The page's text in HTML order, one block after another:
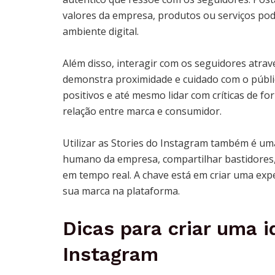
valores da empresa, produtos ou serviços
ambiente digital.
Além disso, interagir com os seguidores
demonstra proximidade e cuidado com o
positivos e até mesmo lidar com críticas de
relação entre marca e consumidor.
Utilizar as Stories do Instagram também é
humano da empresa, compartilhar
em tempo real. A chave está em criar uma
sua marca na plataforma.
Dicas para criar uma
Instagram